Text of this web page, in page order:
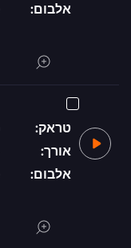
אלבום:
טראק:
אורך:
אלבום: